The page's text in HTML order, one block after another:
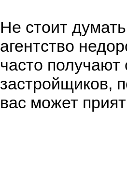
Не стоит
агентство
часто
застройщиков,
вас может